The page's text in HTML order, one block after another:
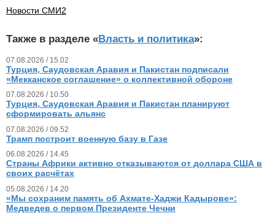
Новости СМИ2
Также в разделе «Власть и политика»:
07.08.2026 / 15.02
Турция, Саудовская Аравия и Пакистан подписали
«Мекканское соглашение» о коллективной обороне
07.08.2026 / 10.50
Турция, Саудовская Аравия и Пакистан планируют
сформировать альянс
07.08.2026 / 09.52
Трамп построит военную базу в Газе
06.08.2026 / 14.45
Страны Африки активно отказываются от доллара США в
своих расчётах
05.08.2026 / 14.20
«Мы сохраним память об Ахмате-Хаджи Кадырове»:
Медведев о первом Президенте Чечни